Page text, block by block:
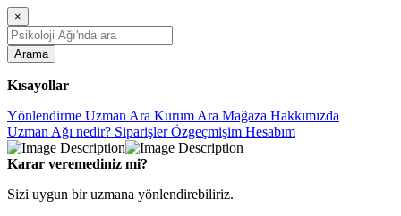
×
Arama
Kısayollar
Yönlendirme Uzman Ara Kurum Ara Mağaza Hakkımızda
Uzman Ağı nedir? SiparişlerÖzgeçmişim Hesabım
Karar veremediniz mi?
Sizi uygun bir uzmana yönlendirebiliriz.